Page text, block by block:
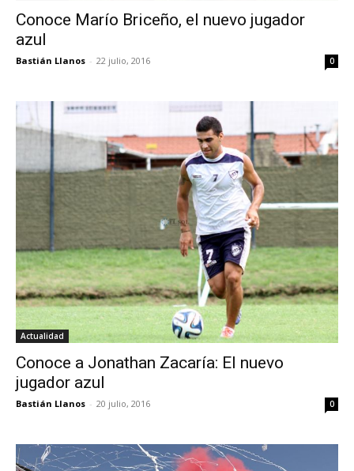
Conoce Marío Briceño, el nuevo jugador
azul
Bastián Llanos - 22 julio, 2016 0
Actualidad
Conoce a Jonathan Zacaría: El nuevo
jugador azul
Bastián Llanos - 20 julio, 2016 0